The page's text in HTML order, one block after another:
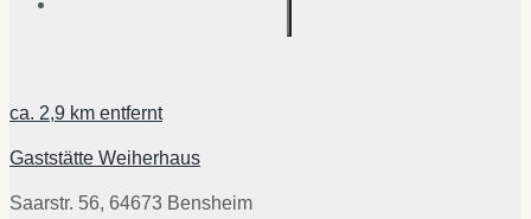
ca. 2,9 km entfernt
Gaststätte Weiherhaus
Saarstr. 56, 64673 Bensheim